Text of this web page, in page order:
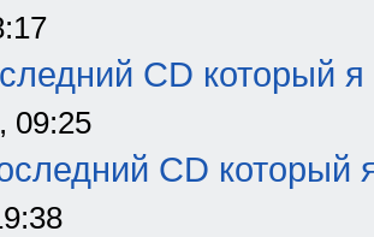
CD который я
09:25
CD который